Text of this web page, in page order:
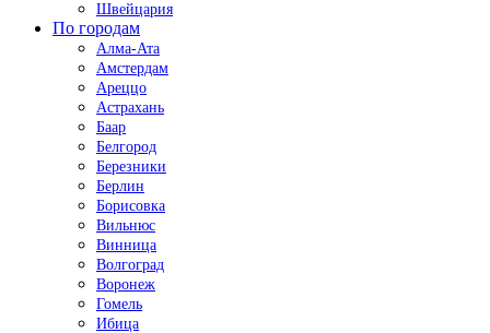
Швейцария
По городам
Алма-Ата
Амстердам
Ареццо
Астрахань
Баар
Белгород
Березники
Берлин
Борисовка
Вильнюс
Винница
Волгоград
Воронеж
Гомель
Ибица